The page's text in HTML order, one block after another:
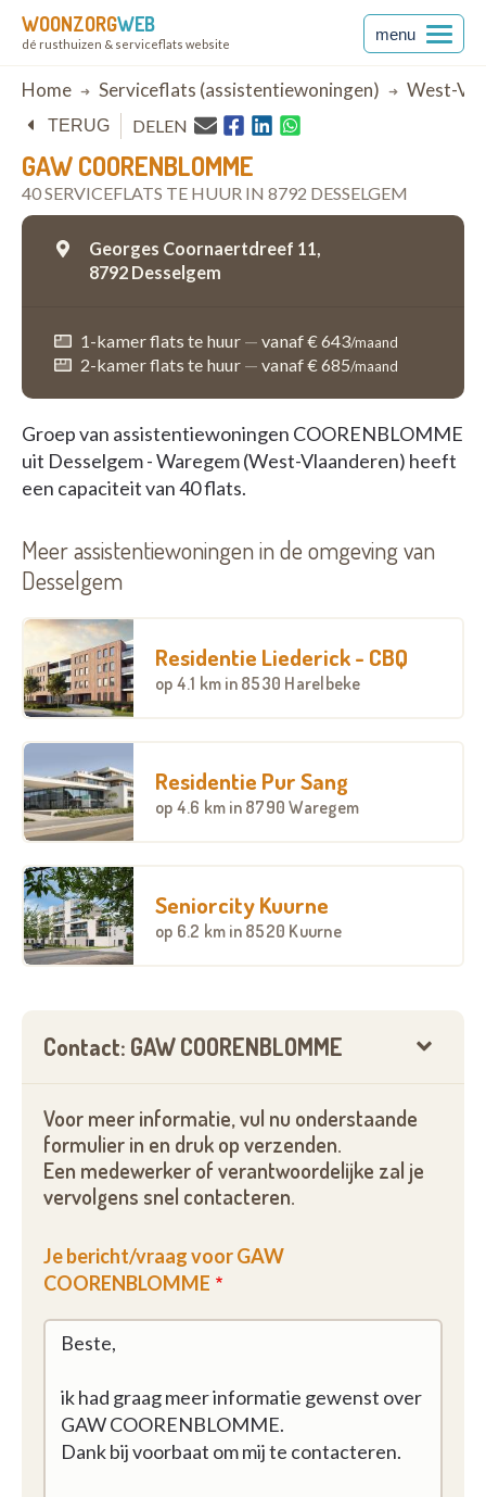
WOONZORGWEB
dé rusthuizen & serviceflats website
menu
Breadcrumb
Home Serviceflats (assistentiewoningen) West-
GAW COORENBLOMME
40 SERVICEFLATS TE HUUR IN 8792 DESSELGEM
TERUG DELEN
Georges Coornaertdreef 11,
8792 Desselgem
1-kamer flats te huur — vanaf € 643/maand
2-kamer flats te huur — vanaf € 685/maand
Groep van assistentiewoningen COORENBLOMME
uit Desselgem - Waregem (West-Vlaanderen) heeft
een capaciteit van 40 flats.
Meer assistentiewoningen in de omgeving van
Desselgem
Residentie Liederick - CBQ
op 4.1 km in 8530 Harelbeke
Residentie Pur Sang
op 4.6 km in 8790 Waregem
Seniorcity Kuurne
op 6.2 km in 8520 Kuurne
Contact: GAW COORENBLOMME
Voor meer informatie, vul nu onderstaande
formulier in en druk op verzenden.
Een medewerker of verantwoordelijke zal je
vervolgens snel contacteren.
Je bericht/vraag voor GAW
COORENBLOMME